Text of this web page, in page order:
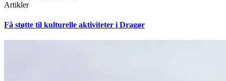
Artikler
Få støtte til kulturelle aktiviteter i Dragør